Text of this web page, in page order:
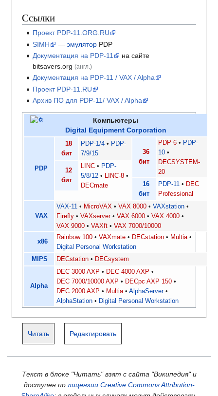
Ссылки
Проект PDP-11.ORG.RU
SIMH
—эмулятор PDP
Документация на PDP-11
на сайте
bitsavers.org (англ.)
Документация на PDP-11 / VAX / Alpha
Проект PDP-11.RU
Архив ПО для PDP-11/ VAX / Alpha
Компьютеры
Digital Equipment Corporation
PDP
18
бит
PDP-1/4
PDP-
7/9/15
12
бит
LINC
PDP-
5/8/12
LINC-8
DECmate
36
бит
PDP-6
PDP-
10
DECSYSTEM-
20
16
бит
PDP-11
DEC
Professional
VAX
VAX-11 MicroVAX VAX 8000
VAXstation
Firefly
VAXserver VAX 6000
VAX 4000
VAX 9000
VAXft VAX 7000/10000
x86
Rainbow 100 VAXmate DECstation
Multia
Digital Personal Workstation
MIPS
DECstation DECsystem
Alpha
DEC 3000 AXP
DEC 4000 AXP
DEC 7000/10000 AXP
DECpc AXP 150
DEC 2000 AXP
Multia
AlphaServer
AlphaStation
Digital Personal Workstation
Читать Редактировать
Текст в блоке "Читать" взят с сайта "Википедия" и
доступен полицензии Creative Commons Attribution-